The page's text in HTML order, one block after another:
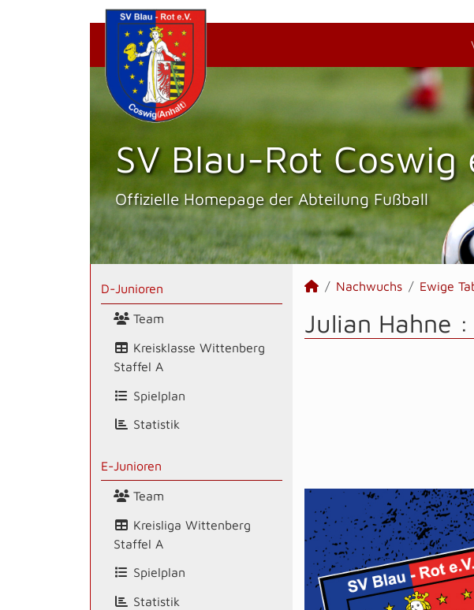
SV Blau-Rot Coswig
Offizielle Homepage der Abteilung Fußball
D-Junioren
Team
Kreisklasse Wittenberg
Staffel A
Spielplan
Statistik
E-Junioren
Team
Kreisliga Wittenberg
Staffel A
Spielplan
Statistik
Nachwuchs Ewige
Julian Hahne